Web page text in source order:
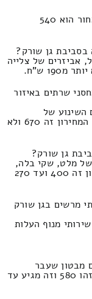
יכולת הובלת פינת אוכל בסיוע של מנוף התמחור הוא 540
גן שורק?
אביזרים של צלייה
שרתים באיזור
של
המחשבים העברה של חדר שרתים מאה אחוז המחירון זה 670 ולא
גן שורק?
של מלט, שקי בלה,
בוץ, פחים לצביעה וזה לא נגמר כאן. המחירון זה 400 ועד 270
מרשים בגן שורק
מנוף העלות
מבטון שעבר
החלקה, בתמזוגת של סחיבה ואריזה המחיר זהו 580 וזה מגיע עד